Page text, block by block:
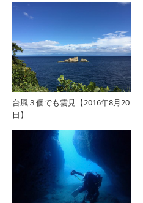
台風３個でも雲見【2016年8月20
日】